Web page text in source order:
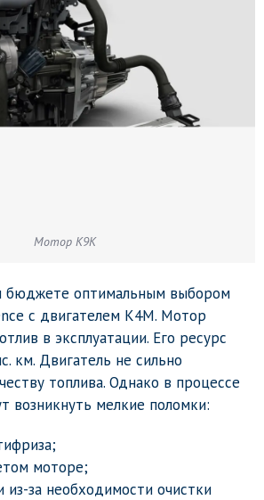
Мотор K9K
бюджете оптимальным выбором
с двигателем K4M. Мотор
в эксплуатации. Его ресурс
км. Двигатель не сильно
топлива. Однако в процессе
возникнуть мелкие поломки:
моторе;
за необходимости очистки